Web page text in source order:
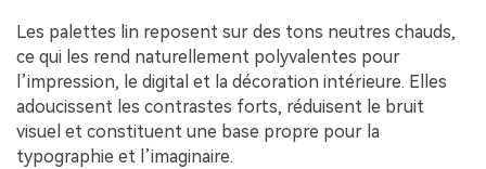
Les palettes lin reposent sur des tons neutres chauds,
ce qui les rend naturellement polyvalentes pour
l’impression, le digital et la décoration intérieure. Elles
adoucissent les contrastes forts, réduisent le bruit
visuel et constituent une base propre pour la
typographie et l’imaginaire.